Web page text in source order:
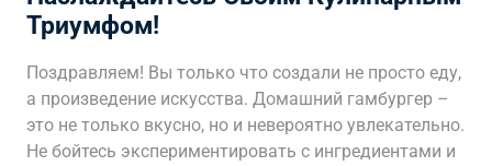
Триумфом!
Поздравляем! Вы только что создали не просто еду,
а произведение искусства. Домашний гамбургер –
это не только вкусно, но и невероятно увлекательно.
Не бойтесь экспериментировать с ингредиентами и